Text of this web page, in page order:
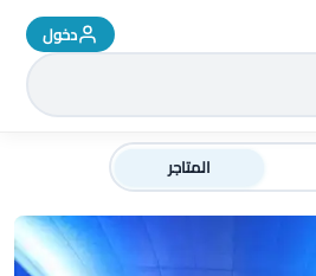
دخول
المتاجر